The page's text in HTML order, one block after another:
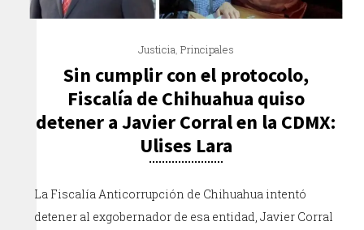
Justicia, Principales
Sin cumplir con el protocolo,
Fiscalía de Chihuahua quiso
detener a Javier Corral en la CDMX:
Ulises Lara
La Fiscalía Anticorrupción de Chihuahua intentó
detener al exgobernador de esa entidad, Javier Corral